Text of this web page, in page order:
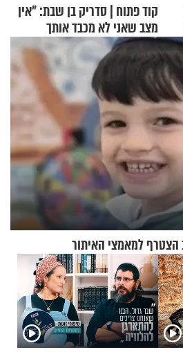
קוד פתוח | סדריק בן שבת: "אין
מצב שאני לא מכבד אותך
בבוקר בהנחת תפילין"